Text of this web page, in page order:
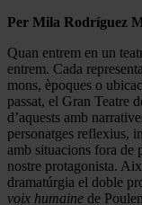
Per Mila Rodríguez
Quan entrem en un
entrem. Cada
mons, èpoques o
passat, el Gran Teatre
d’aquests amb
personatges reflexius,
amb situacions fora de
nostre protagonista.
dramatúrgia el doble
voix humaine de